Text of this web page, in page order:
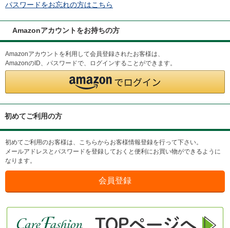
パスワードをお忘れの方はこちら
Amazonアカウントをお持ちの方
Amazonアカウントを利用して会員登録されたお客様は、
AmazonのID、パスワードで、ログインすることができます。
初めてご利用の方
初めてご利用のお客様は、こちらからお客様情報登録を行って下さい。
メールアドレスとパスワードを登録しておくと便利にお買い物ができるように
なります。